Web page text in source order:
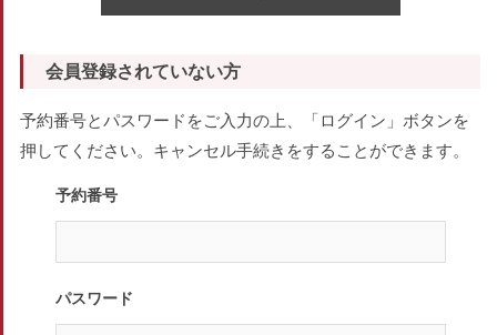
会員登録されていない方
予約番号とパスワードをご入力の上、「ログイン」ボタンを
押してください。キャンセル手続きをすることができます。
予約番号
パスワード